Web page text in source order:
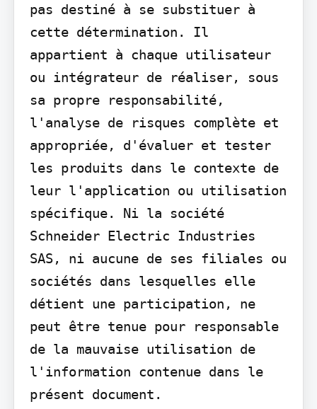
pas destiné à se substituer à
cette détermination. Il
appartient à chaque utilisateur
ou intégrateur de réaliser, sous
sa propre responsabilité,
l'analyse de risques complète et
appropriée, d'évaluer et tester
les produits dans le contexte de
leur l'application ou utilisation
spécifique. Ni la société
Schneider Electric Industries
SAS, ni aucune de ses filiales ou
sociétés dans lesquelles elle
détient une participation, ne
peut être tenue pour responsable
de la mauvaise utilisation de
l'information contenue dans le
présent document.